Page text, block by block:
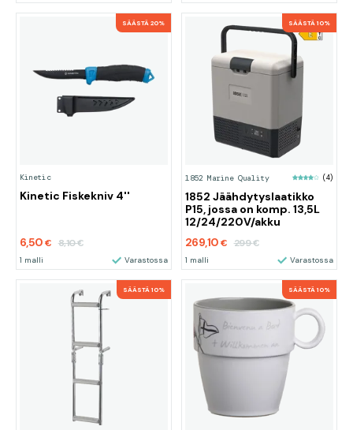
SÄÄSTÄ 20%
Kinetic
Kinetic Fiskekniv 4''
6,50€ 8,10€
1 malli Varastossa
SÄÄSTÄ 10%
1852 Marine Quality (4)
1852 Jäähdytyslaatikko
P15, jossa on komp. 13,5L
12/24/220V/akku
269,10€ 299€
1 malli Varastossa
SÄÄSTÄ 10% SÄÄSTÄ 10%